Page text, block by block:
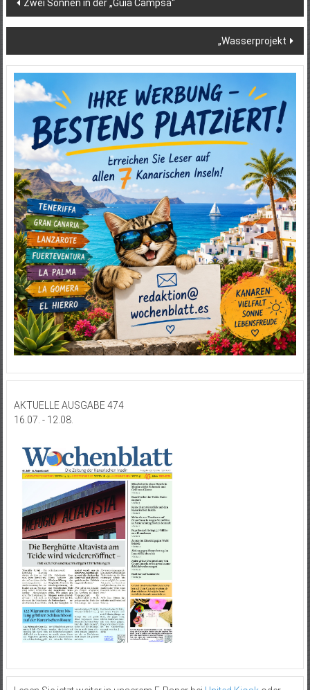
Zwei Sonnen in der „Guía Campsa“
„Wasserprojekt
AKTUELLE AUSGABE 474
16.07. - 12.08.